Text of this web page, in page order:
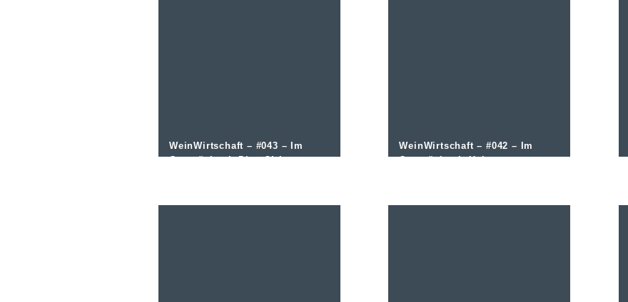
WeinWirtschaft – #043 – Im
Gespräch mit Dina Ciric
WeinWirtschaft – #042 – Im
Gespräch mit Hubertus